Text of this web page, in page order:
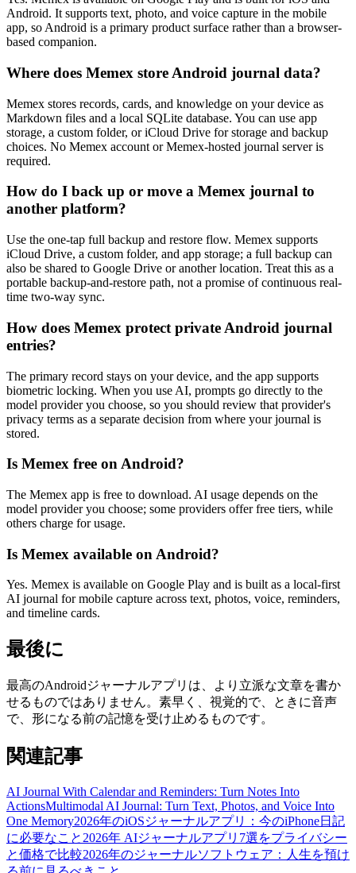
Android. It supports text, photo, and voice capture in the mobile
app, so Android is a primary product surface rather than a browser-
based companion.
Where does Memex store Android journal data?
Memex stores records, cards, and knowledge on your device as
Markdown files and a local SQLite database. You can use app
storage, a custom folder, or iCloud Drive for storage and backup
choices. No Memex account or Memex-hosted journal server is
required.
How do I back up or move a Memex journal to
another platform?
Use the one-tap full backup and restore flow. Memex supports
iCloud Drive, a custom folder, and app storage; a full backup can
also be shared to Google Drive or another location. Treat this as a
portable backup-and-restore path, not a promise of continuous real-
time two-way sync.
How does Memex protect private Android journal
entries?
The primary record stays on your device, and the app supports
biometric locking. When you use AI, prompts go directly to the
model provider you choose, so you should review that provider's
privacy terms as a separate decision from where your journal is
stored.
Is Memex free on Android?
The Memex app is free to download. AI usage depends on the
model provider you choose; some providers offer free tiers, while
others charge for usage.
Is Memex available on Android?
Yes. Memex is available on Google Play and is built as a local-first
AI journal for mobile capture across text, photos, voice, reminders,
and timeline cards.
最後に
最高のAndroidジャーナルアプリは、より立派な文章を書か
せるものではありません。素早く、視覚的で、ときに音声
で、形になる前の記憶を受け止めるものです。
関連記事
AI Journal With Calendar and Reminders: Turn Notes Into
ActionsMultimodal AI Journal: Turn Text, Photos, and Voice Into
One Memory2026年のiOSジャーナルアプリ：今のiPhone日記
に必要なこと 2026年 AIジャーナルアプリ7選をプライバシー
と価格で比較2026年のジャーナルソフトウェア：人生を預け